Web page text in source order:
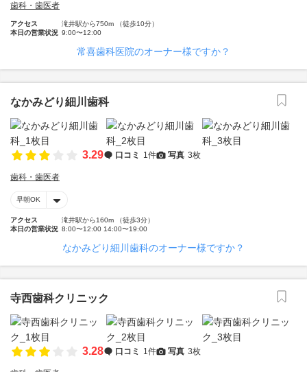
歯科・歯医者
アクセス
滝井駅から750m （徒歩10分）
本日の営業状況 9:00〜12:00
常喜歯科医院のオーナー様ですか？
なかみどり細川歯科
3.29 口コミ 1件 写真 3枚
歯科・歯医者
早朝OK
アクセス
滝井駅から160m （徒歩3分）
本日の営業状況 8:00〜12:00 14:00〜19:00
なかみどり細川歯科のオーナー様ですか？
寺西歯科クリニック
3.28 口コミ 1件 写真 3枚